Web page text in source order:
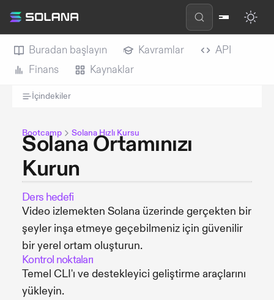
Buradan başlayın Kavramlar
API
Finans
Kaynaklar
İçindekiler
Bootcamp Solana Hızlı Kursu
Solana Ortamınızı
Kurun
Ders hedefi
Video izlemekten Solana üzerinde gerçekten bir
şeyler inşa etmeye geçebilmeniz için güvenilir
bir yerel ortam oluşturun.
Kontrol noktaları
Temel CLI'ı ve destekleyici geliştirme araçlarını
yükleyin.